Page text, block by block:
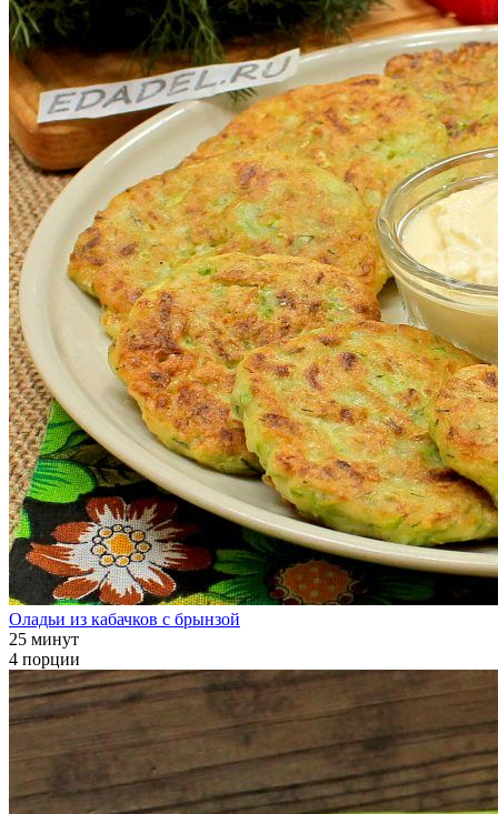
Оладьи из кабачков с брынзой
25 минут
4 порции